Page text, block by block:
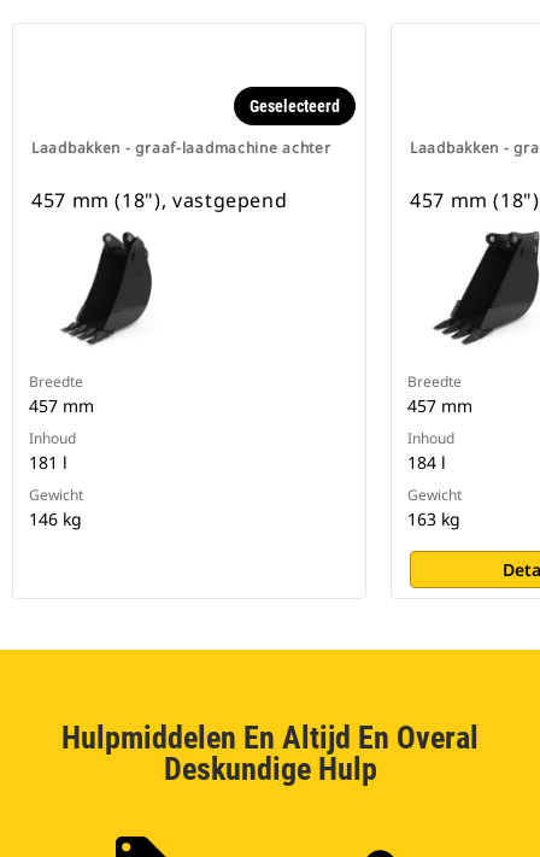
Laadbakken - graaf-laadmachine achter
Geselecteerd
457 mm (18"), vastgepend
Breedte
457 mm
Inhoud
181 l
Gewicht
146 kg
Laadbakken -
457 mm
Breedte
457 mm
Inhoud
184 l
Gewicht
163 kg
Hulpmiddelen En Altijd En Overal
Deskundige Hulp